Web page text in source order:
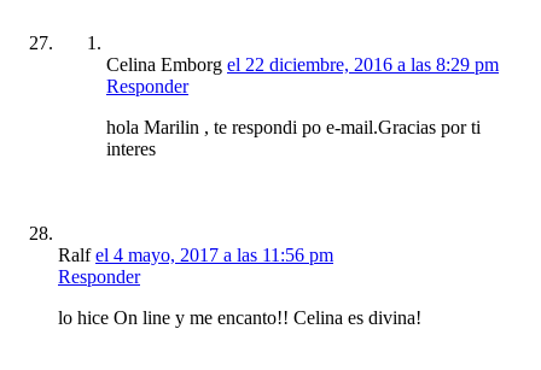
Celina Emborg el 22 diciembre, 2016 a las 8:29 pm
Responder
hola Marilin , te respondi po e-mail.Gracias por ti
interes
Ralf el 4 mayo, 2017 a las 11:56 pm
Responder
lo hice On line y me encanto!! Celina es divina!